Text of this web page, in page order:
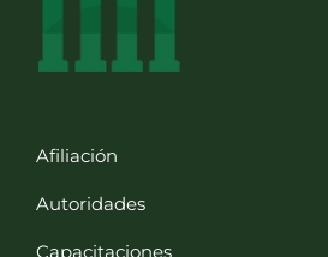
Afiliación
Autoridades
Capacitaciones